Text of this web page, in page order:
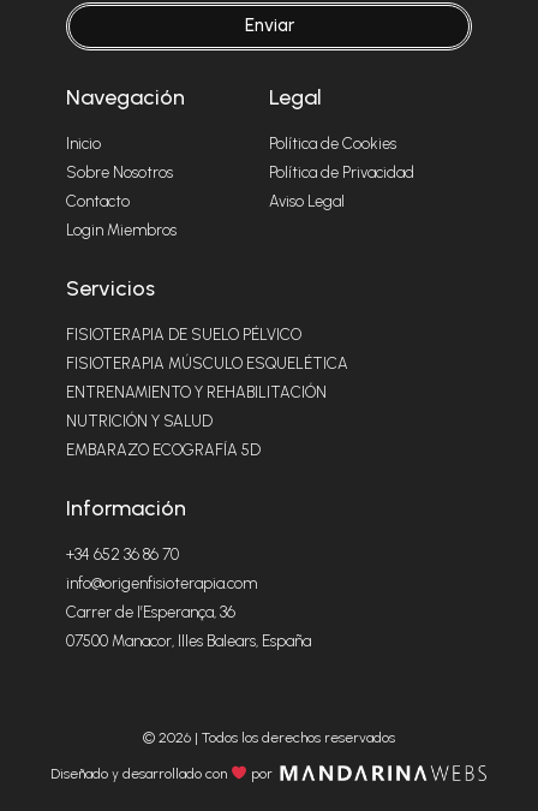
Enviar
Navegación
Inicio
Sobre Nosotros
Contacto
Login Miembros
Legal
Política de Cookies
Política de Privacidad
Aviso Legal
Servicios
FISIOTERAPIA DE SUELO PÉLVICO
FISIOTERAPIA MÚSCULO ESQUELÉTICA
ENTRENAMIENTO Y REHABILITACIÓN
NUTRICIÓN Y SALUD
EMBARAZO ECOGRAFÍA 5D
Información
+34 652 36 86 70
info@origenfisioterapia.com
Carrer de l’Esperança, 36
07500 Manacor, Illes Balears, España
© 2026 | Todos los derechos reservados
Diseñado y desarrollado con por